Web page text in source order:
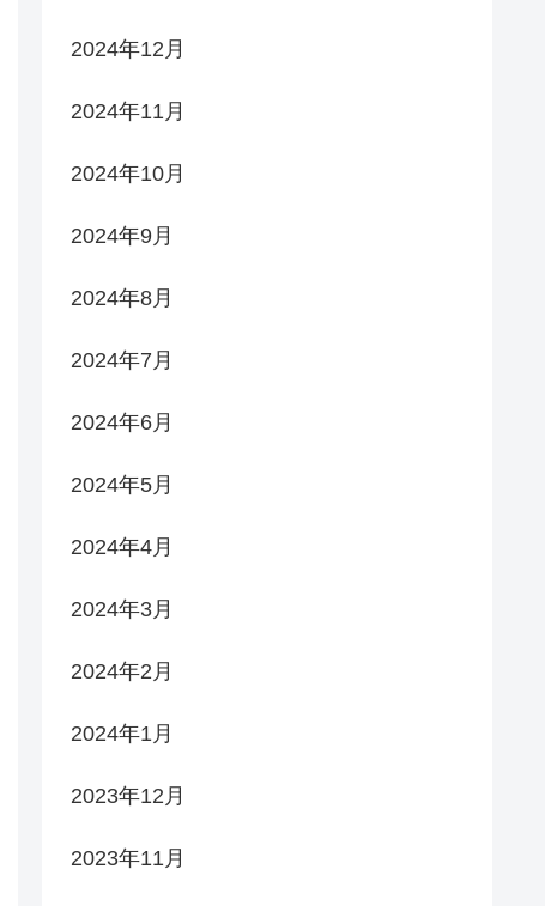
2024年12月
2024年11月
2024年10月
2024年9月
2024年8月
2024年7月
2024年6月
2024年5月
2024年4月
2024年3月
2024年2月
2024年1月
2023年12月
2023年11月